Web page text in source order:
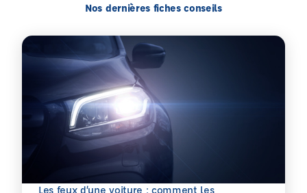
Nos dernières fiches conseils
Les feux d’une voiture : comment les